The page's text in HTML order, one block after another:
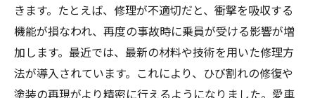
きます。たとえば、修理が不適切だと、衝撃を吸収する
機能が損なわれ、再度の事故時に乗員が受ける影響が増
加します。最近では、最新の材料や技術を用いた修理方
法が導入されています。これにより、ひび割れの修復や
塗装の再現がより精密に行えるようになりました。愛車